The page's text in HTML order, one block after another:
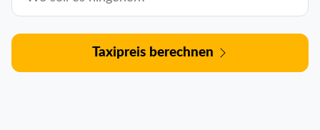
Taxipreis berechnen